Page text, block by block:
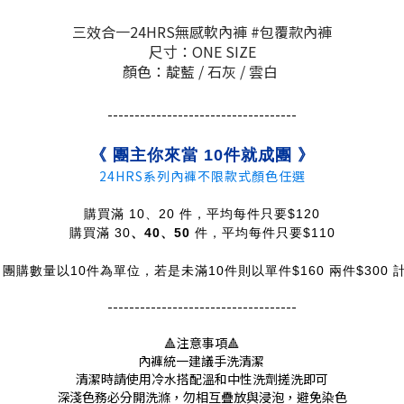
三效合一24HRS無感軟內褲 #包覆款內褲
尺寸：ONE SIZE
顏色：靛藍 / 石灰 / 雲白
-----------------------------------
《 團主你來當 10件就成團 》
24HRS系列內褲不限款式顏色任選
購買滿 10、20 件，平均每件只要$120
購買滿 30、40、50 件，平均每件只要$110
購數量以10件為單位，若是未滿10件則以單件$160 兩件$300
-----------------------------------
🔺注意事項🔺
內褲統一建議手洗清潔
清潔時請使用冷水搭配溫和中性洗劑搓洗即可
深淺色務必分開洗滌，勿相互疊放與浸泡，避免染色